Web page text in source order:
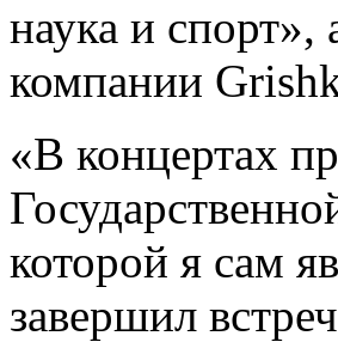
наука и
компании
«В концертах
которой я сам
завершил